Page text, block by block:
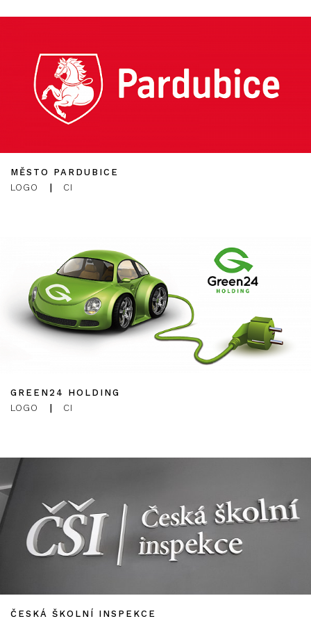
MĚSTO PARDUBICE
LOGO
CI
GREEN24 HOLDING
LOGO
CI
ČESKÁ ŠKOLNÍ INSPEKCE